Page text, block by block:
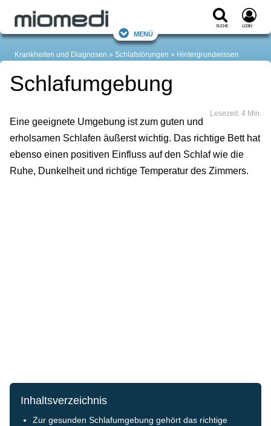
Suche Login
Menü
Krankheiten und Diagnosen Schlafstörungen Hintergrundwissen
Schlafumgebung
Lesezeit: 4 Min.
Eine geeignete Umgebung ist zum guten und
erholsamen Schlafen äußerst wichtig. Das richtige Bett hat
ebenso einen positiven Einfluss auf den Schlaf wie die
Ruhe, Dunkelheit und richtige Temperatur des Zimmers.
Inhaltsverzeichnis
Zur gesunden Schlafumgebung gehört das richtige